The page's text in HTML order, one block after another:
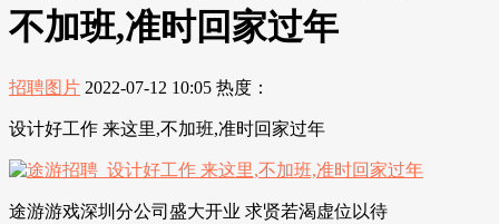
不加班,准时回家过年
招聘图片 2022-07-12 10:05 热度：
设计好工作 来这里,不加班,准时回家过年
途游游戏深圳分公司盛大开业 求贤若渴虚位以待